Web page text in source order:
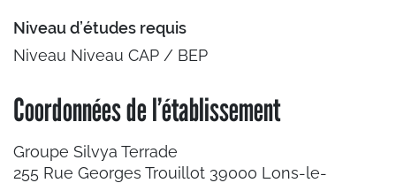
Niveau d’études requis
Niveau Niveau CAP / BEP
Coordonnées de l’établissement
Groupe Silvya Terrade
255 Rue Georges Trouillot 39000 Lons-le-